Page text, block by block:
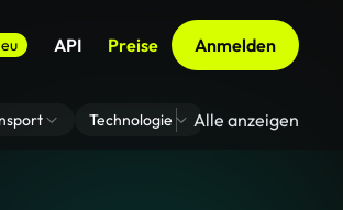
API Preise Anmelden
Technologie Zoom Virtuelle
Alle anzeigen